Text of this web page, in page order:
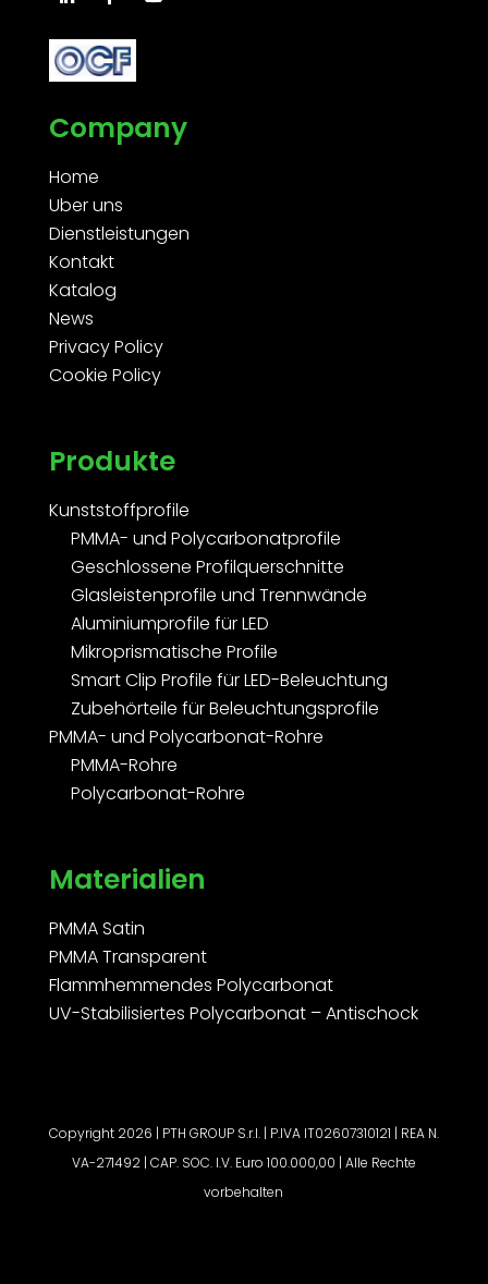
Company
Home
Uber uns
Dienstleistungen
Kontakt
Katalog
News
Privacy Policy
Cookie Policy
Produkte
Kunststoffprofile
PMMA- und Polycarbonatprofile
Geschlossene Profilquerschnitte
Glasleistenprofile und Trennwände
Aluminiumprofile für LED
Mikroprismatische Profile
Smart Clip Profile für LED-Beleuchtung
Zubehörteile für Beleuchtungsprofile
PMMA- und Polycarbonat-Rohre
PMMA-Rohre
Polycarbonat-Rohre
Materialien
PMMA Satin
PMMA Transparent
Flammhemmendes Polycarbonat
UV-Stabilisiertes Polycarbonat – Antischock
Copyright 2026 | PTH GROUP S.r.l. | P.IVA IT02607310121 | REA N.
VA-271492 | CAP. SOC. I.V. Euro 100.000,00 | Alle Rechte
vorbehalten